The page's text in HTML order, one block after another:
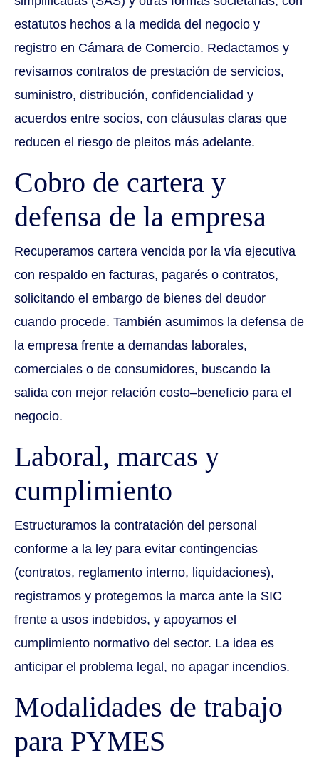
estatutos hechos a la medida del negocio y
registro en Cámara de Comercio. Redactamos y
revisamos contratos de prestación de servicios,
suministro, distribución, confidencialidad y
acuerdos entre socios, con cláusulas claras que
reducen el riesgo de pleitos más adelante.
Cobro de cartera y
defensa de la empresa
Recuperamos cartera vencida por la vía ejecutiva
con respaldo en facturas, pagarés o contratos,
solicitando el embargo de bienes del deudor
cuando procede. También asumimos la defensa de
la empresa frente a demandas laborales,
comerciales o de consumidores, buscando la
salida con mejor relación costo–beneficio para el
negocio.
Laboral, marcas y
cumplimiento
Estructuramos la contratación del personal
conforme a la ley para evitar contingencias
(contratos, reglamento interno, liquidaciones),
registramos y protegemos la marca ante la SIC
frente a usos indebidos, y apoyamos el
cumplimiento normativo del sector. La idea es
anticipar el problema legal, no apagar incendios.
Modalidades de trabajo
para PYMES